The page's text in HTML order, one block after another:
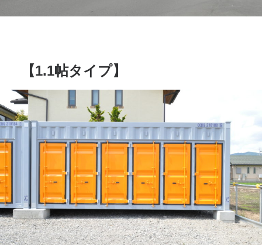
【1.1帖タイプ】